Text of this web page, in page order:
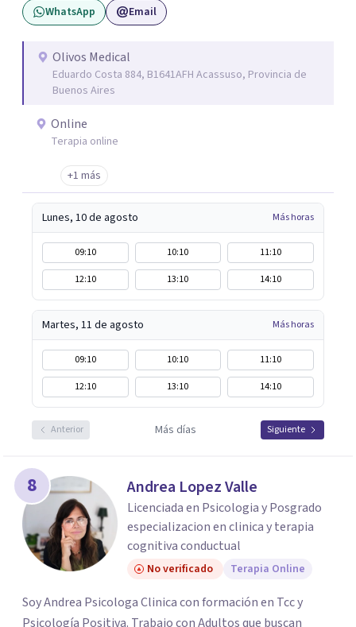
WhatsApp Email
Olivos Medical
Eduardo Costa 884, B1641AFH Acassuso, Provincia de
Buenos Aires
Online
Terapia online
+1 más
Lunes, 10 de agosto Más horas
09:10 10:10
11:10
12:10
13:10 14:10
Martes, 11 de agosto Más horas
09:10 10:10
11:10
12:10
13:10 14:10
Anterior Más días Siguiente
8 Andrea Lopez Valle
Licenciada en Psicologia y Posgrado
especializacion en clinica y terapia
cognitiva conductual
No verificado Terapia Online
Soy Andrea Psicologa Clinica con formación en Tcc y
Psicología Positiva. Trabajo con Adultos que buscan